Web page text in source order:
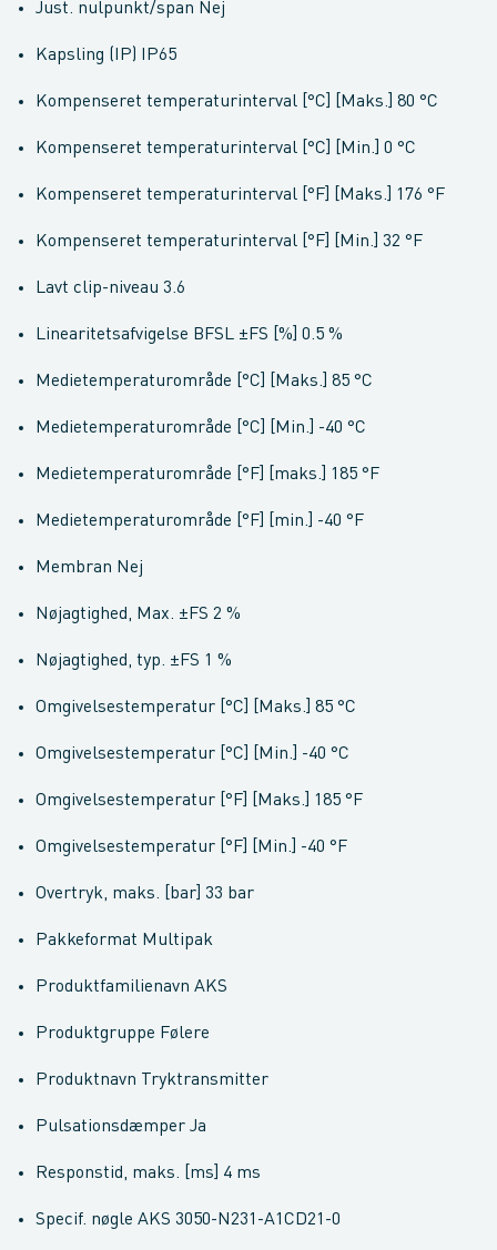
Just. nulpunkt/span Nej
Kapsling (IP) IP65
Kompenseret temperaturinterval [°C] [Maks.] 80 °C
Kompenseret temperaturinterval [°C] [Min.] 0 °C
Kompenseret temperaturinterval [°F] [Maks.] 176 °F
Kompenseret temperaturinterval [°F] [Min.] 32 °F
Lavt clip-niveau 3.6
Linearitetsafvigelse BFSL ±FS [%] 0.5 %
Medietemperaturområde [°C] [Maks.] 85 °C
Medietemperaturområde [°C] [Min.] -40 °C
Medietemperaturområde [°F] [maks.] 185 °F
Medietemperaturområde [°F] [min.] -40 °F
Membran Nej
Nøjagtighed, Max. ±FS 2 %
Nøjagtighed, typ. ±FS 1 %
Omgivelsestemperatur [°C] [Maks.] 85 °C
Omgivelsestemperatur [°C] [Min.] -40 °C
Omgivelsestemperatur [°F] [Maks.] 185 °F
Omgivelsestemperatur [°F] [Min.] -40 °F
Overtryk, maks. [bar] 33 bar
Pakkeformat Multipak
Produktfamilienavn AKS
Produktgruppe Følere
Produktnavn Tryktransmitter
Pulsationsdæmper Ja
Responstid, maks. [ms] 4 ms
Specif. nøgle AKS 3050-N231-A1CD21-0